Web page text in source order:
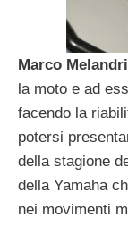
Marco Melandri
la moto e ad
facendo la
potersi
della stagione
della Yamaha
nei movimenti